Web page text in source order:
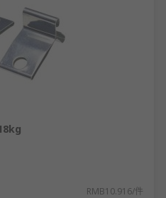
RMB10.916/件